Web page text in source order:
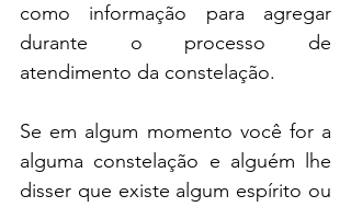
como informação para agregar
durante o processo de
atendimento da constelação.
Se em algum momento você for a
alguma constelação e alguém lhe
disser que existe algum espírito ou